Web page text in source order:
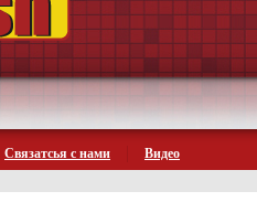
Связатсья с нами Видео